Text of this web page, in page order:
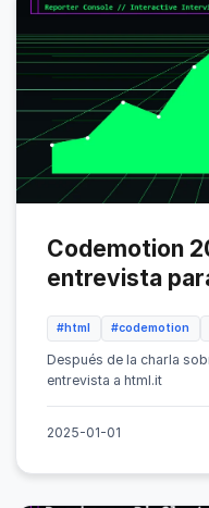
Codemotion
entrevista
#html #codemotion
Después de la charla
entrevista a html.it
2025-01-01